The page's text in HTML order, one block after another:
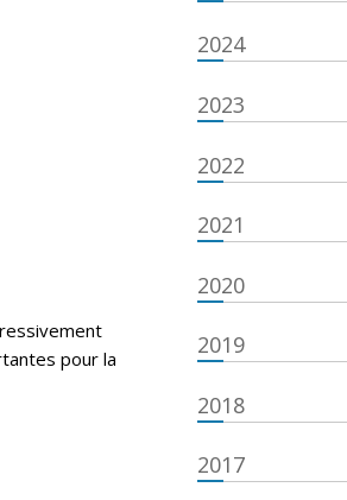
pour la
2024
2023
2022
2021
2020
2019
2018
2017